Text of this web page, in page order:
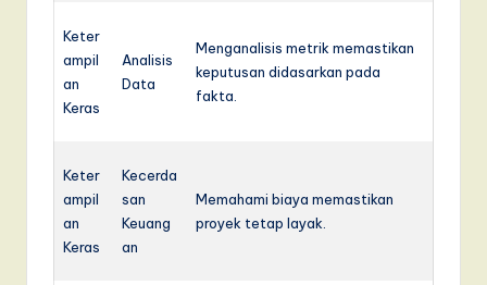
Keter
ampil
an
Keras
Analisis
Data
Menganalisis metrik memastikan
keputusan didasarkan pada
fakta.
Keter
ampil
an
Keras
Kecerda
san
Keuang
an
Memahami biaya memastikan
proyek tetap layak.